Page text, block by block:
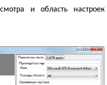
и область настроек